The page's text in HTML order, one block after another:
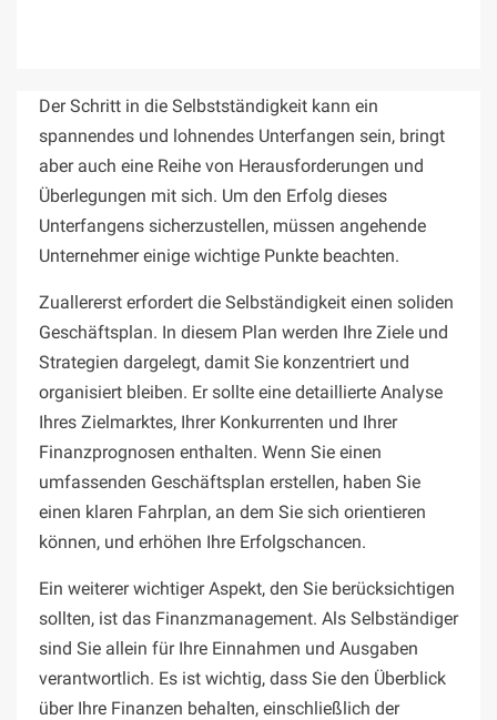
Der Schritt in die Selbstständigkeit kann ein
spannendes und lohnendes Unterfangen sein, bringt
aber auch eine Reihe von Herausforderungen und
Überlegungen mit sich. Um den Erfolg dieses
Unterfangens sicherzustellen, müssen angehende
Unternehmer einige wichtige Punkte beachten.
Zuallererst erfordert die Selbständigkeit einen soliden
Geschäftsplan. In diesem Plan werden Ihre Ziele und
Strategien dargelegt, damit Sie konzentriert und
organisiert bleiben. Er sollte eine detaillierte Analyse
Ihres Zielmarktes, Ihrer Konkurrenten und Ihrer
Finanzprognosen enthalten. Wenn Sie einen
umfassenden Geschäftsplan erstellen, haben Sie
einen klaren Fahrplan, an dem Sie sich orientieren
können, und erhöhen Ihre Erfolgschancen.
Ein weiterer wichtiger Aspekt, den Sie berücksichtigen
sollten, ist das Finanzmanagement. Als Selbständiger
sind Sie allein für Ihre Einnahmen und Ausgaben
verantwortlich. Es ist wichtig, dass Sie den Überblick
über Ihre Finanzen behalten, einschließlich der